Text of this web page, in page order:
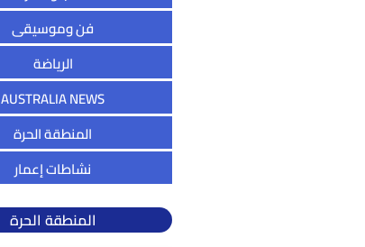
فن وموسيقى
الرياضة
AUSTRALIA NEWS
المنطقة الحرة
نشاطات إعمار
المنطقة الحرة